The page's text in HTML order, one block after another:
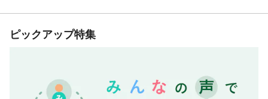
ピックアップ特集